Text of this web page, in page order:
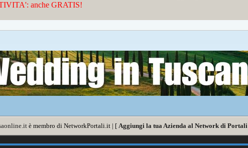
anche GRATIS!
è membro di NetworkPortali.it | [ Aggiungi la tua Azienda al Network di Portali